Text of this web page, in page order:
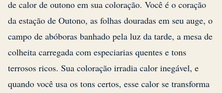
de calor de outono em sua coloração. Você é o coração
da estação de Outono, as folhas douradas em seu auge, o
campo de abóboras banhado pela luz da tarde, a mesa de
colheita carregada com especiarias quentes e tons
terrosos ricos. Sua coloração irradia calor inegável, e
quando você usa os tons certos, esse calor se transforma